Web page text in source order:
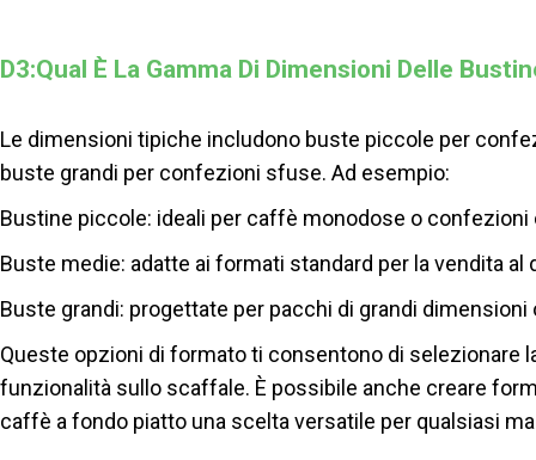
D3:Qual È La Gamma Di Dimensioni Delle
Le dimensioni tipiche includono buste piccole per
buste grandi per confezioni sfuse. Ad esempio:
Bustine piccole: ideali per caffè monodose o
Buste medie: adatte ai formati standard per la vendita
Buste grandi: progettate per pacchi di grandi
Queste opzioni di formato ti consentono di selezionare
funzionalità sullo scaffale. È possibile anche creare
caffè a fondo piatto una scelta versatile per qualsiasi